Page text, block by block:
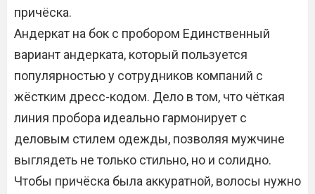
причёска.
Андеркат на бок с пробором Единственный
вариант андерката, который пользуется
популярностью у сотрудников компаний с
жёстким дресс-кодом. Дело в том, что чёткая
линия пробора идеально гармонирует с
деловым стилем одежды, позволяя мужчине
выглядеть не только стильно, но и солидно.
Чтобы причёска была аккуратной, волосы нужно